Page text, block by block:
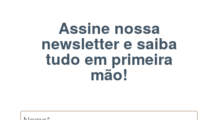
Assine nossa
newsletter e saiba
tudo em primeira
mão!